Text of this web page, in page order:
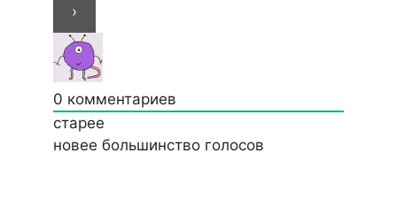
0 комментариев
старее
новее большинство голосов